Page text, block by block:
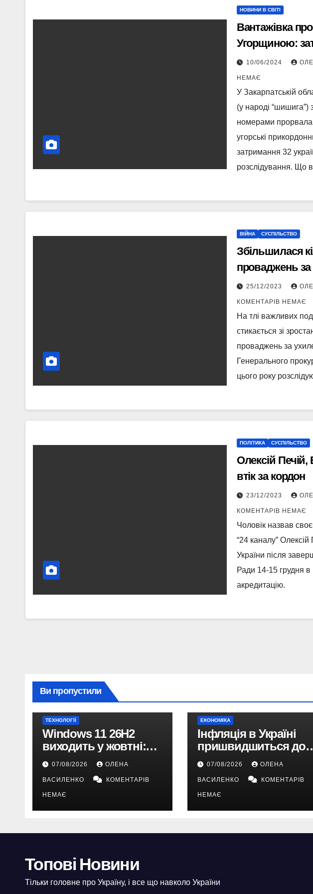
НОВИНИ В СВІТІ
Вантажівка
Угорщиною:
10/06/2024
НЕМАЄ
У Закарпатській
(у народі “шишига”)
номерами
угорські
затримання 32
розслідування. Що
ВІЙНА СУСПІЛЬСТВО
Збільшилася
проваджень за
мобілізації в
25/12/2023
КОМЕНТАРІВ НЕМАЄ
На тлі важливих
стикається зі
проваджень за
Генерального
цього року
ПОЛІТИКА СУСПІЛЬСТВО
Олексій
втік за кордон
23/12/2023
КОМЕНТАРІВ НЕМАЄ
Чоловік назвав
“24 каналу”
України після
Ради 14-15 грудня
акредитацію.
Ви пропустили
ТЕХНОЛОГІЇ
Windows 11 26H2
виходить у жовтні:
чому не варто
пропускати це
оновлення
07/08/2026 ОЛЕНА
ВАСИЛЕНКО КОМЕНТАРІВ
НЕМАЄ
ЕКОНОМІКА
Інфляція в Україні
пришвидшиться до
10% у 2026 році —
прогноз НБУ
07/08/2026 ОЛЕНА
ВАСИЛЕНКО КОМЕНТАРІВ
НЕМАЄ
Топові Новини
Тільки головне про Україну, і все що навколо України